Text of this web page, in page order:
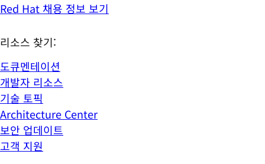
Red Hat 채용 정보 보기
리소스 찾기:
도큐멘테이션
개발자 리소스
기술 토픽
Architecture Center
보안 업데이트
고객 지원